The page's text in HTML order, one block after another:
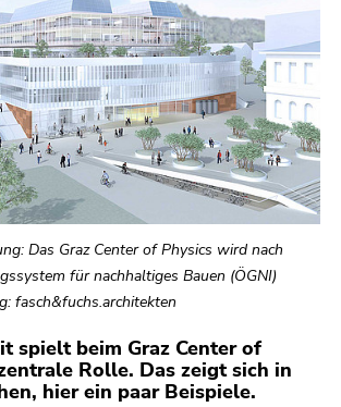
Das Graz Center of Physics wird nach
für nachhaltiges Bauen (ÖGNI)
fasch&fuchs.architekten
spielt beim Graz Center of
Rolle. Das zeigt sich in
hier ein paar Beispiele.